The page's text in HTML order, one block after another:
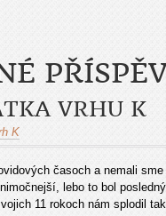
VRHU K
K
časoch a nemali
lebo to bol
11 rokoch nám splodil